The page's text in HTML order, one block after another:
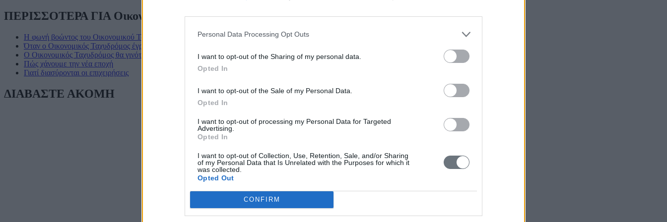
Personal Data Processing Opt Outs
I want to opt-out of the Sharing of my personal data.
Opted In
I want to opt-out of the Sale of my Personal Data.
Opted In
I want to opt-out of processing my Personal Data for Targeted
Advertising.
Opted In
I want to opt-out of Collection, Use, Retention, Sale, and/or Sharing
of my Personal Data that Is Unrelated with the Purposes for which it
was collected.
Opted Out
CONFIRM
ΠΕΡΙΣΣΟΤΕΡΑ ΓΙΑ Οικονομικός Ταχυδρόμος
Η φωνή βοώντος του Οικονομικού Ταχυδρόμου προς κωφεύοντες
Όταν ο Οικονομικός Ταχυδρόμος έγραφε για το «ακρίδειον άγος»
Ο Οικονομικός Ταχυδρόμος θα γινόταν 90 ετών...
Πώς χάνουμε την νέα εποχή
Γιατί διασύρονται οι επιχειρήσεις
ΔΙΑΒΑΣΤΕ ΑΚΟΜΗ